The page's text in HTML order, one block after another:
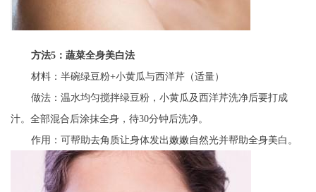
方法5：蔬菜全身美白法
材料：半碗绿豆粉+小黄瓜与西洋芹（适量）
做法：温水均匀搅拌绿豆粉，小黄瓜及西洋芹洗净后要打成
汁。全部混合后涂抹全身，待30分钟后洗净。
作用：可帮助去角质让身体发出嫩嫩自然光并帮助全身美白。